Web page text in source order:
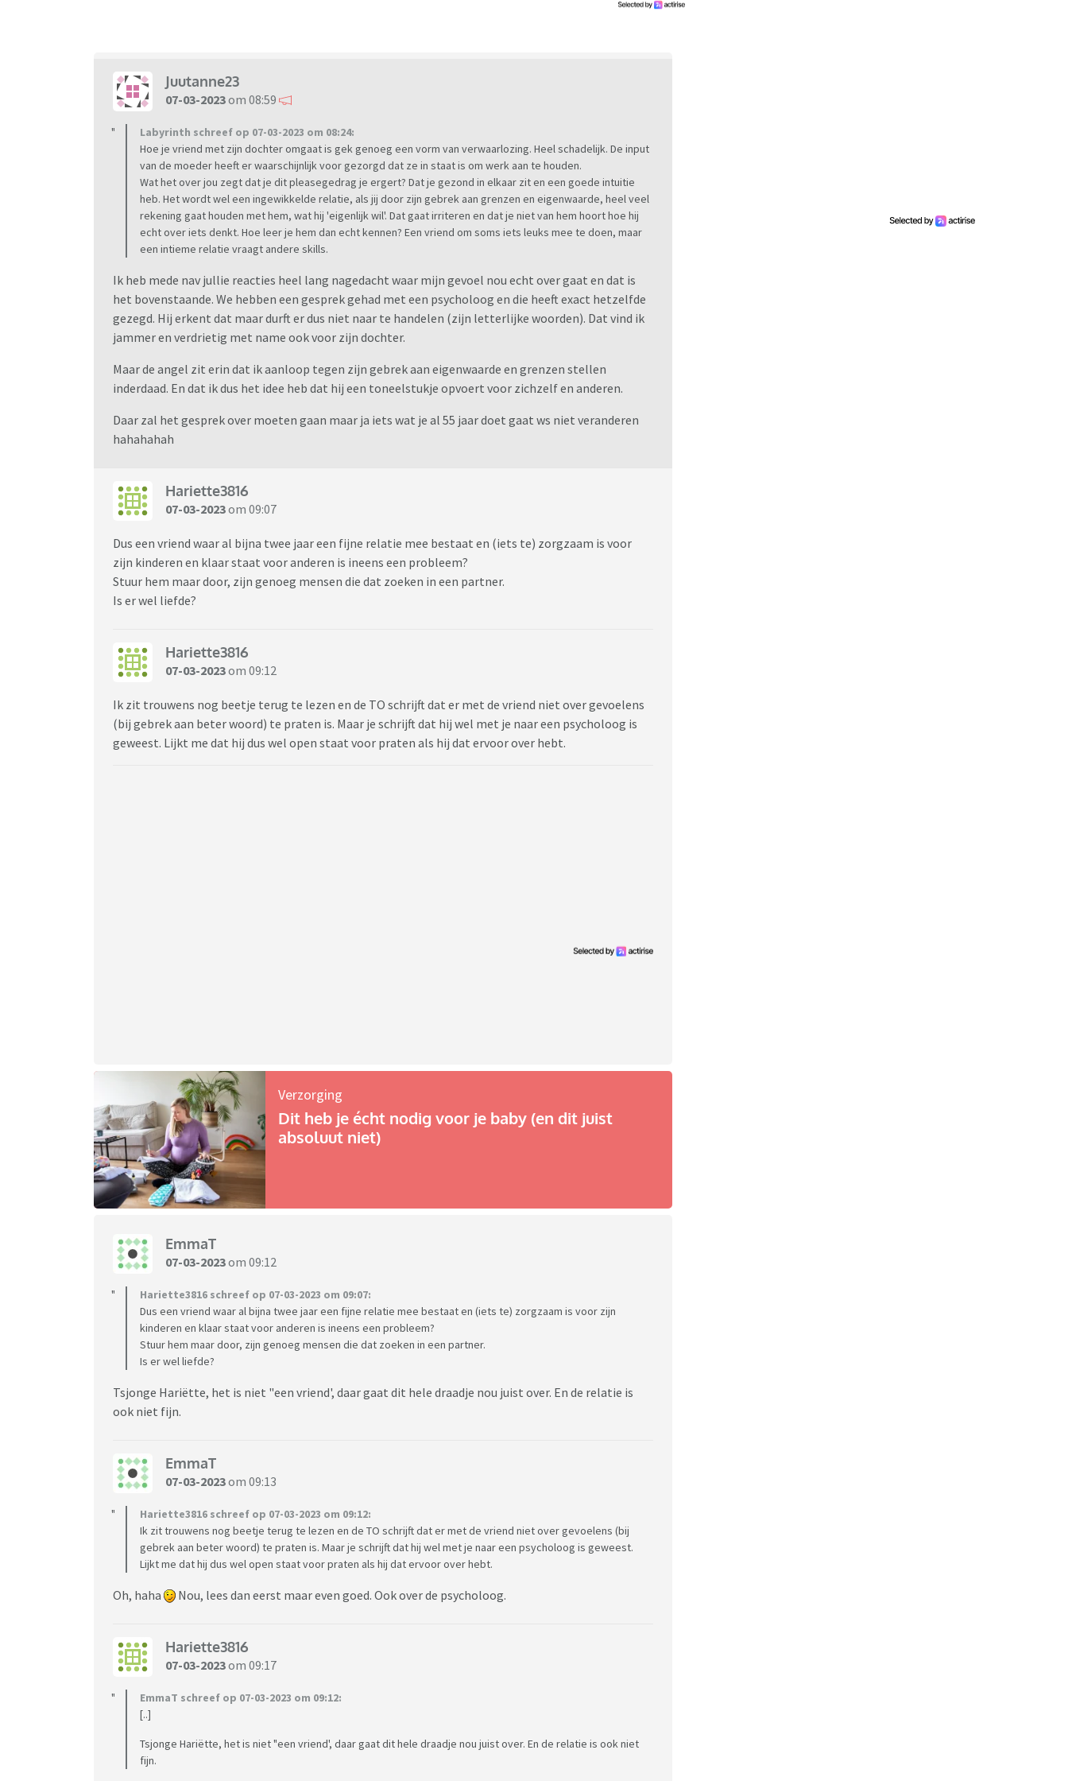
Juutanne23
07-03-2023om 08:59
Labyrinth schreef op 07-03-2023 om 08:24:
Hoe je vriend met zijn dochter omgaat is gek genoeg een vorm van verwaarlozing. Heel schadelijk. De input
van de moeder heeft er waarschijnlijk voor gezorgd dat ze in staat is om werk aan te houden.
Wat het over jou zegt dat je dit pleasegedrag je ergert? Dat je gezond in elkaar zit en een goede intuitie
heb. Het wordt wel een ingewikkelde relatie, als jij door zijn gebrek aan grenzen en eigenwaarde, heel veel
rekening gaat houden met hem, wat hij 'eigenlijk wil'. Dat gaat irriteren en dat je niet van hem hoort hoe hij
echt over iets denkt. Hoe leer je hem dan echt kennen? Een vriend om soms iets leuks mee te doen, maar
een intieme relatie vraagt andere skills.
Ik heb mede nav jullie reacties heel lang nagedacht waar mijn gevoel nou echt over gaat en dat is
het bovenstaande. We hebben een gesprek gehad met een psycholoog en die heeft exact hetzelfde
gezegd. Hij erkent dat maar durft er dus niet naar te handelen (zijn letterlijke woorden). Dat vind ik
jammer en verdrietig met name ook voor zijn dochter.
Maar de angel zit erin dat ik aanloop tegen zijn gebrek aan eigenwaarde en grenzen stellen
inderdaad. En dat ik dus het idee heb dat hij een toneelstukje opvoert voor zichzelf en anderen.
Daar zal het gesprek over moeten gaan maar ja iets wat je al 55 jaar doet gaat ws niet veranderen
hahahahah
Hariette3816
07-03-2023om 09:07
Dus een vriend waar al bijna twee jaar een fijne relatie mee bestaat en (iets te) zorgzaam is voor
zijn kinderen en klaar staat voor anderen is ineens een probleem?
Stuur hem maar door, zijn genoeg mensen die dat zoeken in een partner.
Is er wel liefde?
Hariette3816
07-03-2023om 09:12
Ik zit trouwens nog beetje terug te lezen en de TO schrijft dat er met de vriend niet over gevoelens
(bij gebrek aan beter woord) te praten is. Maar je schrijft dat hij wel met je naar een psycholoog is
geweest. Lijkt me dat hij dus wel open staat voor praten als hij dat ervoor over hebt.
Verzorging
Dit heb je écht nodig voor je baby (en dit juist
absoluut niet)
EmmaT
07-03-2023om 09:12
Hariette3816 schreef op 07-03-2023 om 09:07:
Dus een vriend waar al bijna twee jaar een fijne relatie mee bestaat en (iets te) zorgzaam is voor zijn
kinderen en klaar staat voor anderen is ineens een probleem?
Stuur hem maar door, zijn genoeg mensen die dat zoeken in een partner.
Is er wel liefde?
Tsjonge Hariëtte, het is niet "een vriend', daar gaat dit hele draadje nou juist over. En de relatie is
ook niet fijn.
EmmaT
07-03-2023om 09:13
Hariette3816 schreef op 07-03-2023 om 09:12:
Ik zit trouwens nog beetje terug te lezen en de TO schrijft dat er met de vriend niet over gevoelens (bij
gebrek aan beter woord) te praten is. Maar je schrijft dat hij wel met je naar een psycholoog is geweest.
Lijkt me dat hij dus wel open staat voor praten als hij dat ervoor over hebt.
Oh, haha Nou, lees dan eerst maar even goed. Ook over de psycholoog.
Hariette3816
07-03-2023om 09:17
EmmaT schreef op 07-03-2023 om 09:12:
[..]
Tsjonge Hariëtte, het is niet "een vriend', daar gaat dit hele draadje nou juist over. En de relatie is ook niet
fijn.